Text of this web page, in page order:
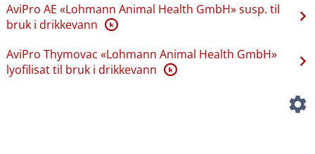
AviPro AE «Lohmann Animal Health GmbH» susp. til
bruk i drikkevann K
AviPro Thymovac «Lohmann Animal Health GmbH»
lyofilisat til bruk i drikkevann K